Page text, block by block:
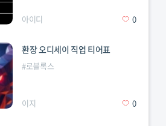
아이디 0
환장 오디세이 직업 티어표
#로블록스
이지 0